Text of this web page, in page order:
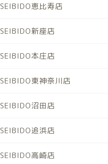
SEIBIDO恵比寿店
SEIBIDO新座店
SEIBIDO本庄店
SEIBIDO東神奈川店
SEIBIDO沼田店
SEIBIDO追浜店
SEIBIDO高崎店